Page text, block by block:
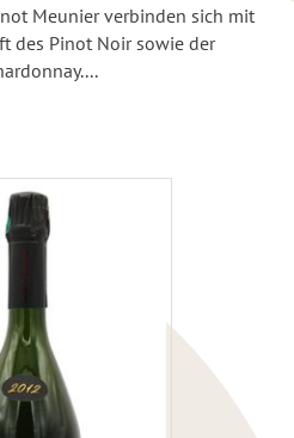
Meunier verbinden sich mit
des Pinot Noir sowie der